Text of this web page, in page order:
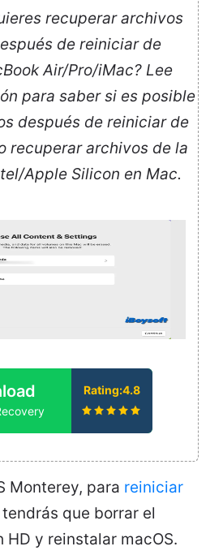
recuperar archivos
de reiniciar de
Air/Pro/iMac? Lee
para saber si es posible
después de reiniciar de
recuperar archivos de la
Apple Silicon en Mac.
Rating:4.8
Monterey, para reiniciar
tendrás que borrar el
HD y reinstalar macOS.